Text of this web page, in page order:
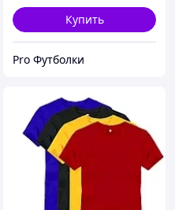
Купить
Pro Футболки